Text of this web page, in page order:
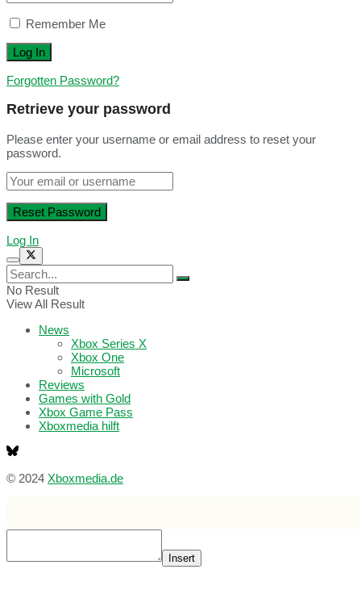
Remember Me
Forgotten Password?
Retrieve your password
Please enter your username or email address to reset your
password.
Log In
No Result
View All Result
News
Xbox Series X
Xbox One
Microsoft
Reviews
Games with Gold
Xbox Game Pass
Xboxmedia hilft
© 2024 Xboxmedia.de
Insert